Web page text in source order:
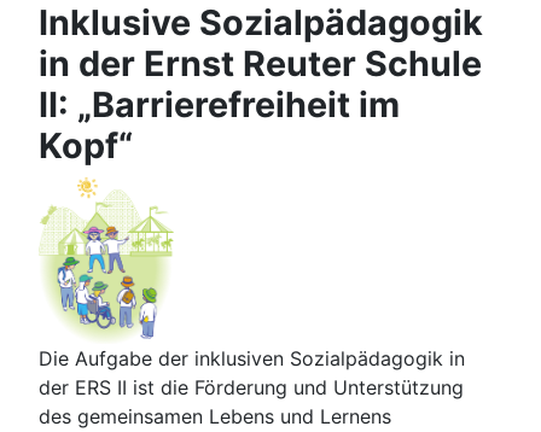
Inklusive Sozialpädagogik
in der Ernst Reuter Schule
II: „Barrierefreiheit im
Kopf“
Die Aufgabe der inklusiven Sozialpädagogik in
der ERS II ist die Förderung und Unterstützung
des gemeinsamen Lebens und Lernens